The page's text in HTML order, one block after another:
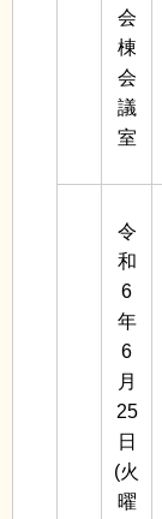
会
棟
会
議
室
令
和
6
年
6
月
25
日
(火
曜